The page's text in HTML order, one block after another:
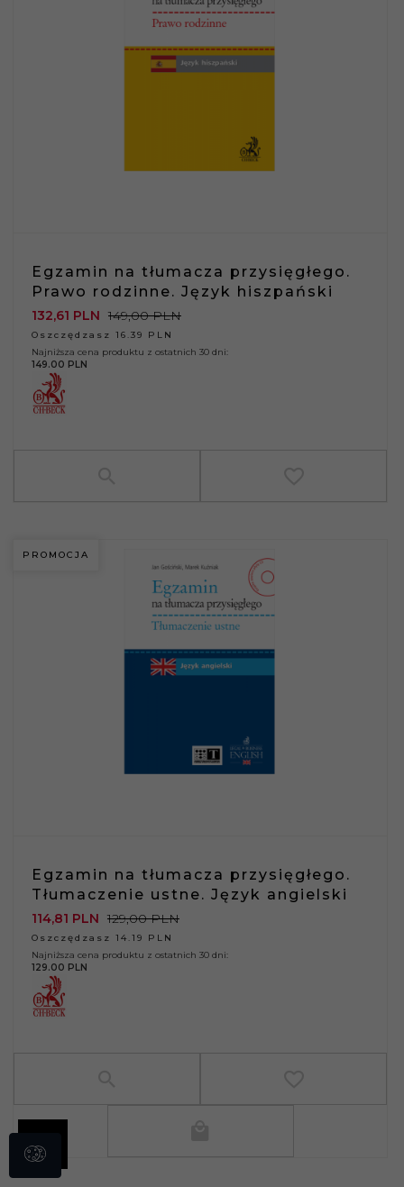
Egzamin na tłumacza przysięgłego.
Prawo rodzinne. Język hiszpański
132,61 PLN 149,00 PLN
Oszczędzasz 16.39 PLN
Najniższa cena produktu z ostatnich 30 dni:
149.00 PLN
PROMOCJA
Egzamin na tłumacza przysięgłego.
Tłumaczenie ustne. Język angielski
114,81 PLN 129,00 PLN
Oszczędzasz 14.19 PLN
Najniższa cena produktu z ostatnich 30 dni:
129.00 PLN